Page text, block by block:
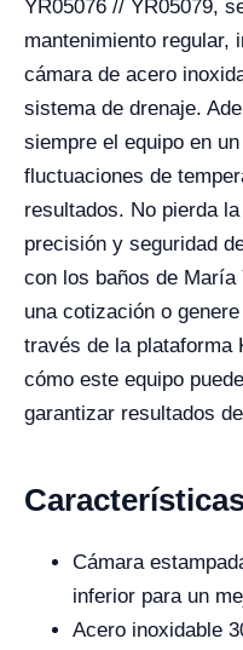
YR05076 // YR05079,
mantenimiento regular,
cámara de acero
sistema de drenaje.
siempre el equipo en
fluctuaciones de
resultados. No pierda
precisión y seguridad
con los baños de María
una cotización o
través de la plataforma
cómo este equipo
garantizar resultados
Cámara
inferior para un
Acero inoxidable